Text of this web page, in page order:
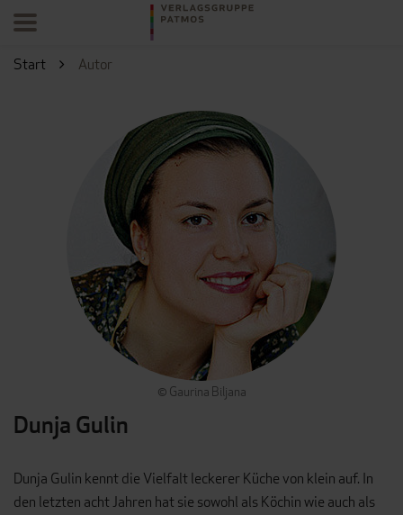
Start Autor
© Gaurina Biljana
Dunja Gulin
Dunja Gulin kennt die Vielfalt leckerer Küche von klein auf. In
den letzten acht Jahren hat sie sowohl als Köchin wie auch als